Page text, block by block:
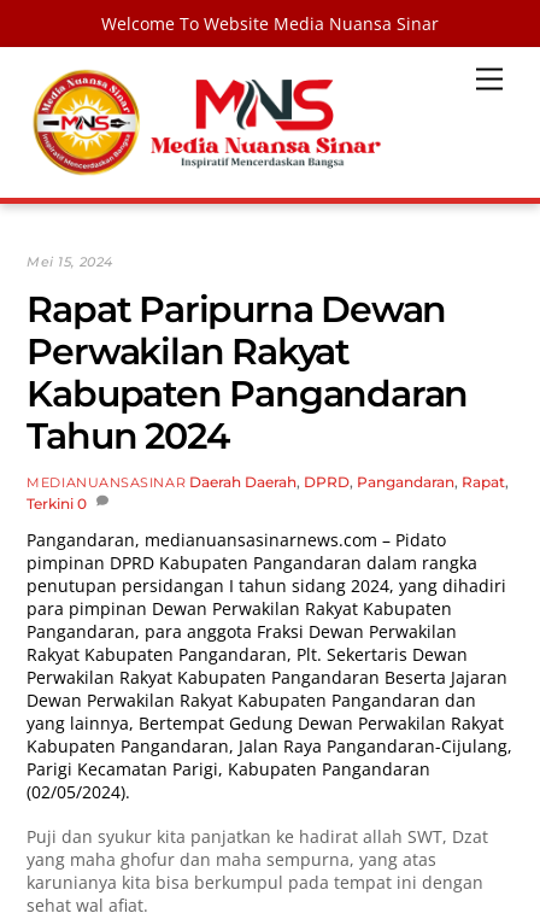
Welcome To Website Media Nuansa Sinar
content
Mei 15, 2024
Rapat Paripurna Dewan
Perwakilan Rakyat
Kabupaten Pangandaran
Tahun 2024
MEDIANUANSASINAR Daerah Daerah, DPRD, Pangandaran, Rapat,
Terkini 0
Pangandaran, medianuansasinarnews.com – Pidato
pimpinan DPRD Kabupaten Pangandaran dalam rangka
penutupan persidangan I tahun sidang 2024, yang dihadiri
para pimpinan Dewan Perwakilan Rakyat Kabupaten
Pangandaran, para anggota Fraksi Dewan Perwakilan
Rakyat Kabupaten Pangandaran, Plt. Sekertaris Dewan
Perwakilan Rakyat Kabupaten Pangandaran Beserta Jajaran
Dewan Perwakilan Rakyat Kabupaten Pangandaran dan
yang lainnya, Bertempat Gedung Dewan Perwakilan Rakyat
Kabupaten Pangandaran, Jalan Raya Pangandaran-Cijulang,
Parigi Kecamatan Parigi, Kabupaten Pangandaran
(02/05/2024).
Puji dan syukur kita panjatkan ke hadirat allah SWT, Dzat
yang maha ghofur dan maha sempurna, yang atas
karunianya kita bisa berkumpul pada tempat ini dengan
sehat wal afiat.